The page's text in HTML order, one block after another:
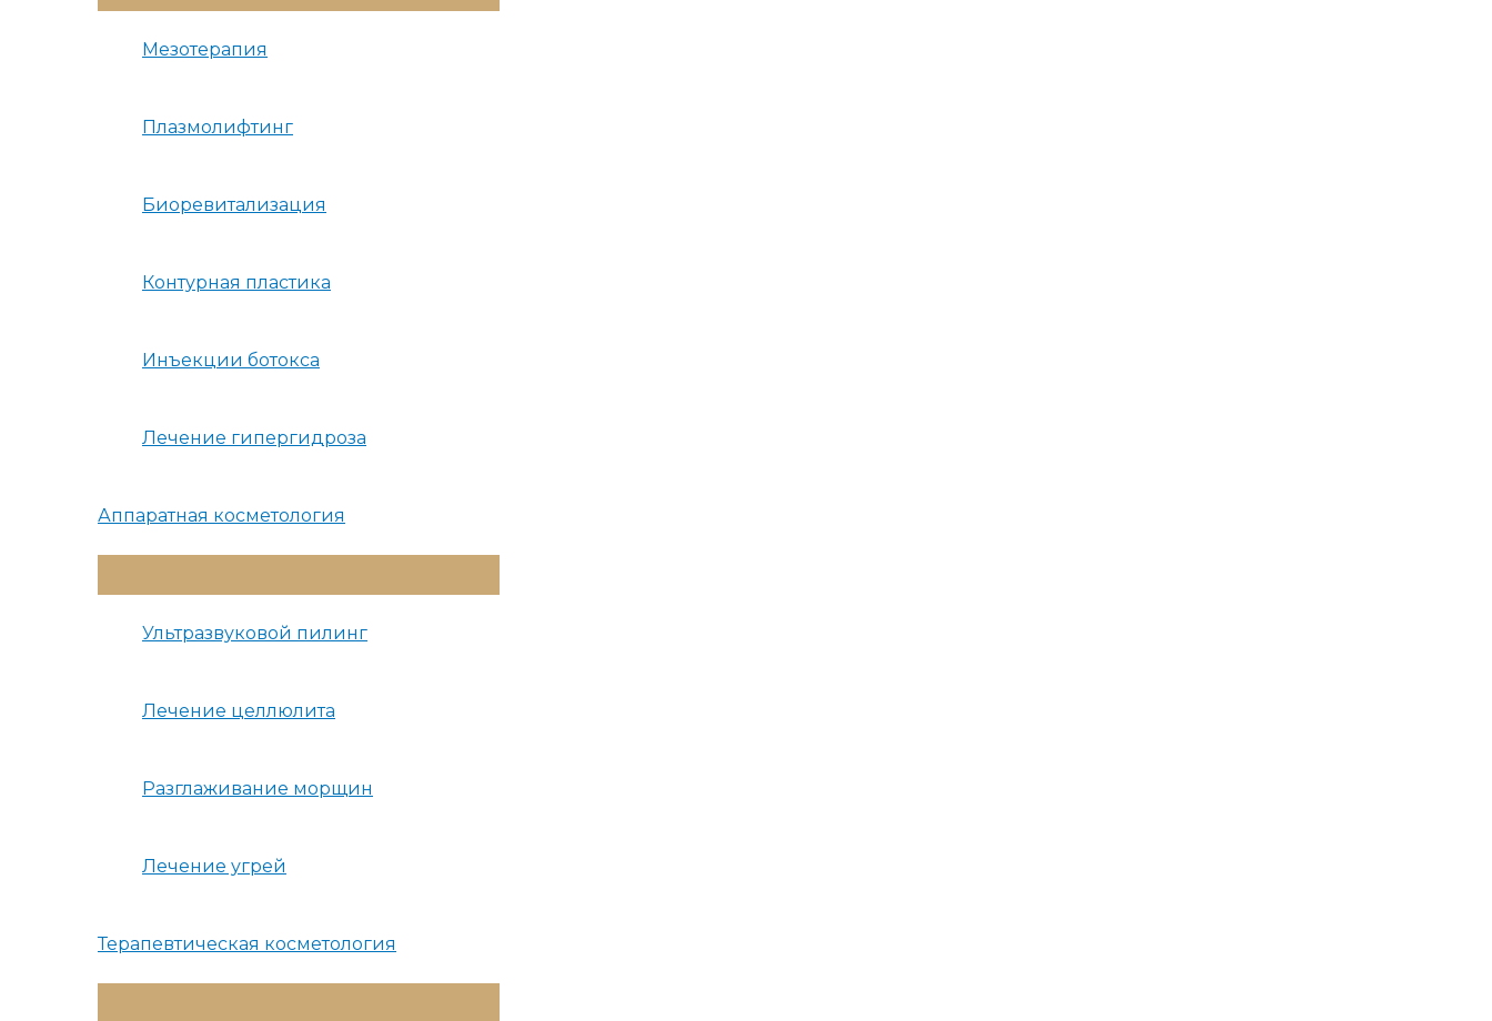
Меню
Мезотерапия
Плазмолифтинг
Биоревитализация
Контурная пластика
Инъекции ботокса
Лечение гипергидроза
Аппаратная косметология
Меню
Ультразвуковой пилинг
Лечение целлюлита
Разглаживание морщин
Лечение угрей
Терапевтическая косметология